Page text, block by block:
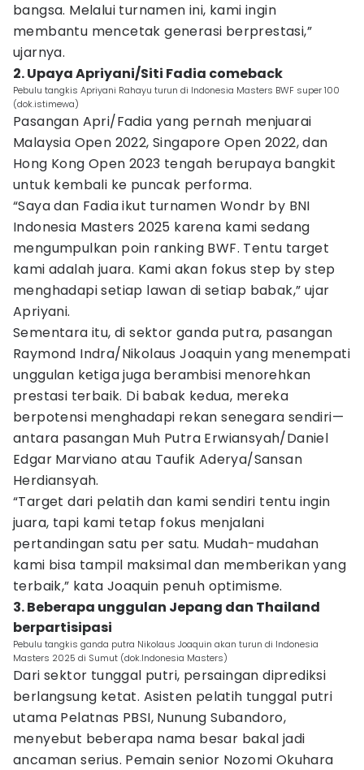
bangsa. Melalui turnamen ini, kami ingin
membantu mencetak generasi berprestasi,”
ujarnya.
2. Upaya Apriyani/Siti Fadia comeback
Pebulu tangkis Apriyani Rahayu turun di Indonesia Masters BWF super 100
(dok.istimewa)
Pasangan Apri/Fadia yang pernah menjuarai
Malaysia Open 2022, Singapore Open 2022, dan
Hong Kong Open 2023 tengah berupaya bangkit
untuk kembali ke puncak performa.
“Saya dan Fadia ikut turnamen Wondr by BNI
Indonesia Masters 2025 karena kami sedang
mengumpulkan poin ranking BWF. Tentu target
kami adalah juara. Kami akan fokus step by step
menghadapi setiap lawan di setiap babak,” ujar
Apriyani.
Sementara itu, di sektor ganda putra, pasangan
Raymond Indra/Nikolaus Joaquin yang menempati
unggulan ketiga juga berambisi menorehkan
prestasi terbaik. Di babak kedua, mereka
berpotensi menghadapi rekan senegara sendiri—
antara pasangan Muh Putra Erwiansyah/Daniel
Edgar Marviano atau Taufik Aderya/Sansan
Herdiansyah.
“Target dari pelatih dan kami sendiri tentu ingin
juara, tapi kami tetap fokus menjalani
pertandingan satu per satu. Mudah-mudahan
kami bisa tampil maksimal dan memberikan yang
terbaik,” kata Joaquin penuh optimisme.
3. Beberapa unggulan Jepang dan Thailand
berpartisipasi
Pebulu tangkis ganda putra Nikolaus Joaquin akan turun di Indonesia
Masters 2025 di Sumut (dok.Indonesia Masters)
Dari sektor tunggal putri, persaingan diprediksi
berlangsung ketat. Asisten pelatih tunggal putri
utama Pelatnas PBSI, Nunung Subandoro,
menyebut beberapa nama besar bakal jadi
ancaman serius. Pemain senior Nozomi Okuhara